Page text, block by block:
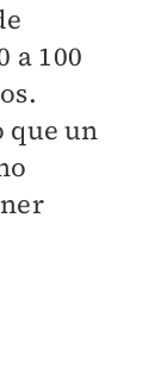
a 100
que un